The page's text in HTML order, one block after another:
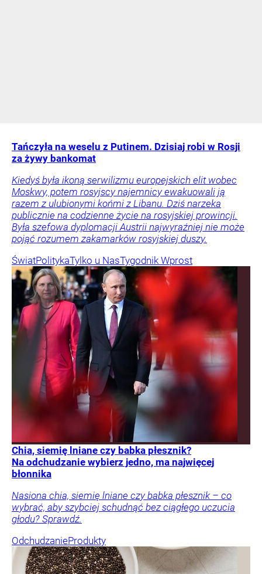
Tańczyła na weselu z Putinem. Dzisiaj robi w Rosji
za żywy bankomat
Kiedyś była ikoną serwilizmu europejskich elit wobec
Moskwy, potem rosyjscy najemnicy ewakuowali ją
razem z ulubionymi końmi z Libanu. Dziś narzeka
publicznie na codzienne życie na rosyjskiej prowincji.
Była szefowa dyplomacji Austrii najwyraźniej nie może
pojąć rozumem zakamarków rosyjskiej duszy.
ŚwiatPolitykaTylko u NasTygodnik Wprost
Chia, siemię lniane czy babka płesznik?
Na odchudzanie wybierz jedno, ma najwięcej
błonnika
Nasiona chia, siemię lniane czy babka płesznik – co
wybrać, aby szybciej schudnąć bez ciągłego uczucia
głodu? Sprawdź.
OdchudzanieProdukty